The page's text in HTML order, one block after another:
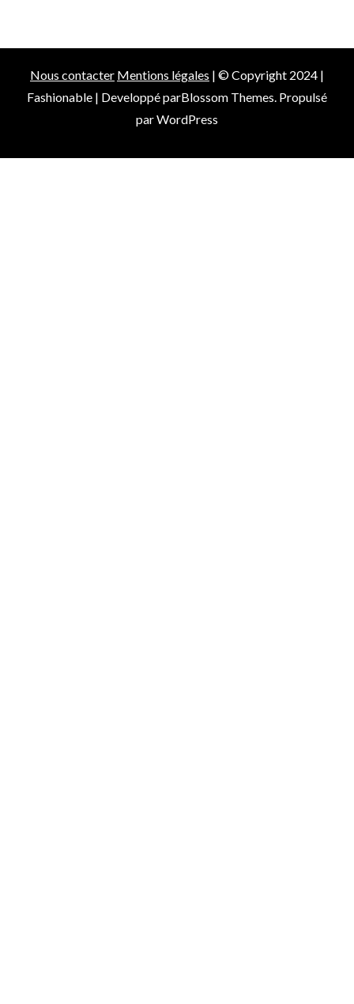
Nous contacter Mentions légales | © Copyright 2024 |
Fashionable | Developpé parBlossom Themes. Propulsé
parWordPress